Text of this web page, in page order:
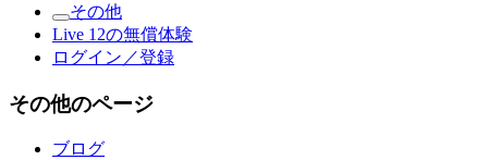
その他
Live 12の無償体験
ログイン／登録
その他のページ
ブログ